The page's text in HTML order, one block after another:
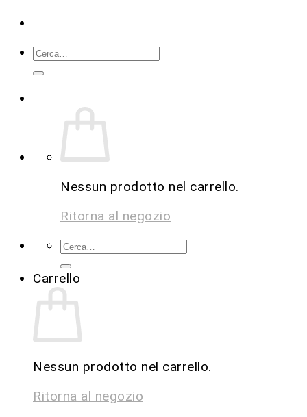
Nessun prodotto nel carrello.
Ritorna al negozio
Carrello
Nessun prodotto nel carrello.
Ritorna al negozio